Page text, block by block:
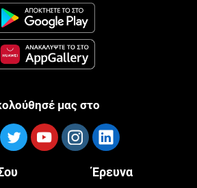
μας στο
Έρευνα